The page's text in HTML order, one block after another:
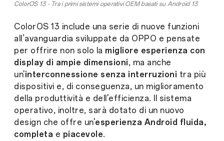
ColorOS 13 - Tra i primi sistemi operativi OEM basati su Android 13
ColorOS 13 include una serie di nuove funzioni
all’avanguardia sviluppate da OPPO e pensate
per offrire non solo la migliore esperienza con
display di ampie dimensioni, ma anche
un'interconnessione senza interruzioni tra più
dispositivi e, di conseguenza, un miglioramento
della produttività e dell'efficienza. Il sistema
operativo, inoltre, sarà dotato di un nuovo
design che offre un'esperienza Android fluida,
completa e piacevole.